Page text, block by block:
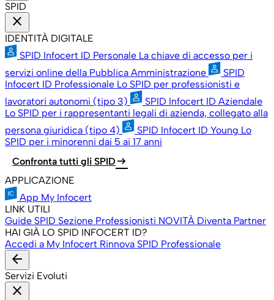
SPID
close
IDENTITÀ DIGITALE
SPID Infocert ID Personale La chiave di accesso per i
servizi online della Pubblica Amministrazione
SPID
Infocert ID Professionale Lo SPID per professionisti e
lavoratori autonomi (tipo 3)
SPID Infocert ID Aziendale
Lo SPID per i rappresentanti legali di azienda, collegato alla
persona giuridica (tipo 4)
SPID Infocert ID Young Lo
SPID per i minorenni dai 5 ai 17 anni
Confronta tutti gli SPID arrow_right_alt
APPLICAZIONE
App My Infocert
LINK UTILI
Guide SPID Sezione Professionisti NOVITÀ Diventa Partner
HAI GIÀ LO SPID INFOCERT ID?
Accedi a My Infocert Rinnova SPID Professionale
arrow_back
Servizi Evoluti
close